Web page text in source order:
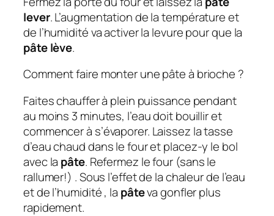
lever. L’augmentation de la température et
de l’humidité va activer la levure pour que la
pâte lève.
Comment faire monter une pâte à brioche ?
Faites chauffer à plein puissance pendant
au moins 3 minutes, l’eau doit bouillir et
commencer à s’évaporer. Laissez la tasse
d’eau chaud dans le four et placez-y le bol
avec la pâte. Refermez le four (sans le
rallumer!) . Sous l’effet de la chaleur de l’eau
et de l’humidité , la pâteva gonfler plus
rapidement.